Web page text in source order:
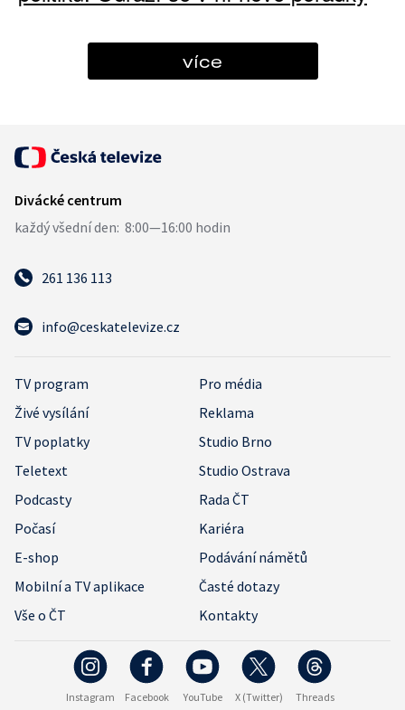
více
261 136 113
info@ceskatelevize.cz
TV program
Pro média
Živé vysílání
Reklama
TV poplatky
Studio Brno
Teletext
Studio Ostrava
Podcasty
Rada ČT
Počasí
Kariéra
E-shop
Podávání námětů
Mobilní a TV aplikace
Časté dotazy
Vše o ČT
Kontakty
Instagram Facebook YouTube X (Twitter) Threads